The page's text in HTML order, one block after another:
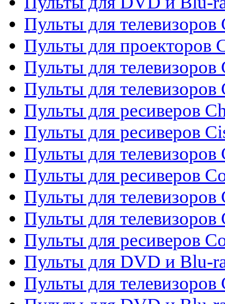
Пульты для телевизоров
Пульты для проекторов
Пульты для телевизоров
Пульты для телевизоров
Пульты для ресиверов
Пульты для ресиверов
Пульты для телевизоров
Пульты для ресиверов
Пульты для телевизоров
Пульты для телевизоров
Пульты для ресиверов
Пульты для DVD и Blu-
Пульты для телевизоров